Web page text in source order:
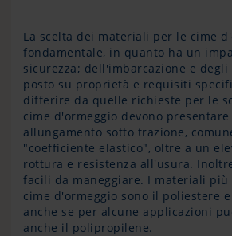
La scelta dei materiali per le cime
fondamentale, in quanto ha un
sicurezza; dell'imbarcazione e degli
posto su proprietà e requisiti
differire da quelle richieste per le
cime d'ormeggio devono
allungamento sotto trazione,
"coefficiente elastico", oltre a un
rottura e resistenza all'usura.
facili da maneggiare. I materiali
cime d'ormeggio sono il poliestere
anche se per alcune applicazioni
anche il polipropilene.